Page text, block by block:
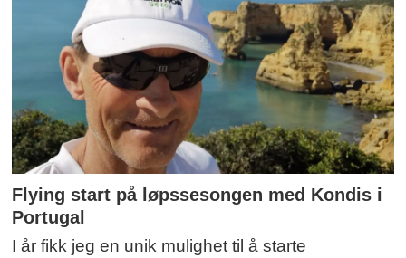
Flying start på løpssesongen med Kondis i
Portugal
I år fikk jeg en unik mulighet til å starte